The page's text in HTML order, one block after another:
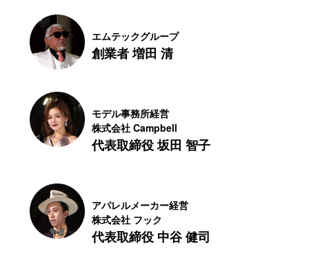
エムテックグループ
創業者 増田 清
モデル事務所経営
株式会社 Campbell
代表取締役 坂田 智子
アパレルメーカー経営
株式会社 フック
代表取締役 中谷 健司